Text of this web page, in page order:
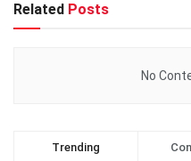
Related Posts
No
Trending